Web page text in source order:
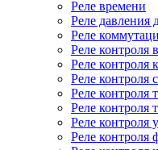
Реле времени
Реле давления
Реле
Реле контроля
Реле контроля
Реле контроля
Реле контроля
Реле контроля
Реле контроля
Реле контроля